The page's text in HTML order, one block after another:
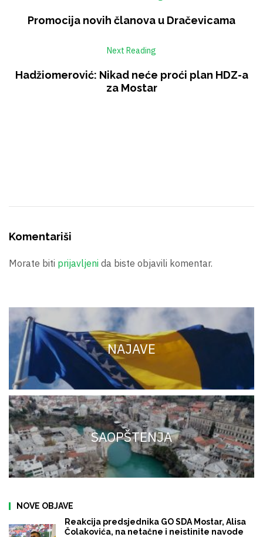
Promocija novih članova u Dračevicama
Next Reading
Hadžiomerović: Nikad neće proći plan HDZ-a
za Mostar
Komentariši
Morate biti prijavljeni da biste objavili komentar.
NAJAVE
SAOPŠTENJA
NOVE OBJAVE
Reakcija predsjednika GO SDA Mostar, Alisa
Čolakovića, na netačne i neistinite navode